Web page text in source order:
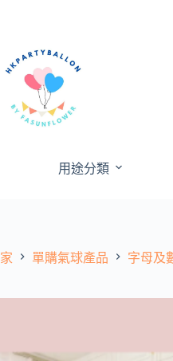
容
用途分類
家 單購氣球產品 字母及